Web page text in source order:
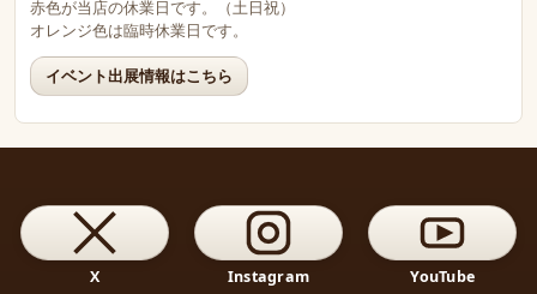
赤色が当店の休業日です。（土日祝）
オレンジ色は臨時休業日です。
イベント出展情報はこちら
X Instagram YouTube